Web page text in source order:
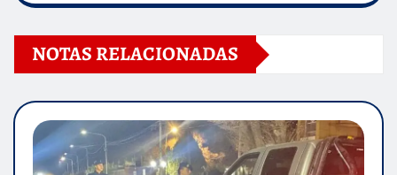
NOTAS RELACIONADAS